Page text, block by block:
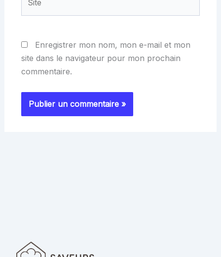
Enregistrer mon nom, mon e-mail et mon
site dans le navigateur pour mon prochain
commentaire.